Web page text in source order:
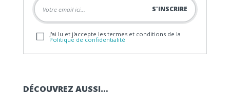
J'ai lu et j'accepte les termes et conditions de la
Politique de confidentialité
DÉCOUVREZ AUSSI…